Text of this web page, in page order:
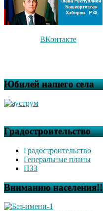
ВКонтакте
Юбилей нашего села
Градостроительство
Градостроительство
Генеральные планы
ПЗЗ
Вниманию населения!!